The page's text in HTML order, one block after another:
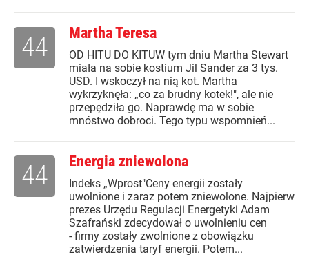
Martha Teresa
OD HITU DO KITUW tym dniu Martha Stewart
miała na sobie kostium Jil Sander za 3 tys.
USD. I wskoczył na nią kot. Martha
wykrzyknęła: „co za brudny kotek!", ale nie
przepędziła go. Naprawdę ma w sobie
mnóstwo dobroci. Tego typu wspomnień...
44
Energia zniewolona
Indeks „Wprost"Ceny energii zostały
uwolnione i zaraz potem zniewolone. Najpierw
prezes Urzędu Regulacji Energetyki Adam
Szafrański zdecydował o uwolnieniu cen
- firmy zostały zwolnione z obowiązku
zatwierdzenia taryf energii. Potem...
44